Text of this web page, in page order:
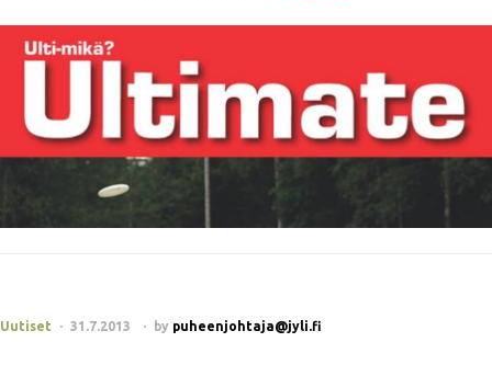
Uutiset 31.7.2013 by puheenjohtaja@jyli.fi